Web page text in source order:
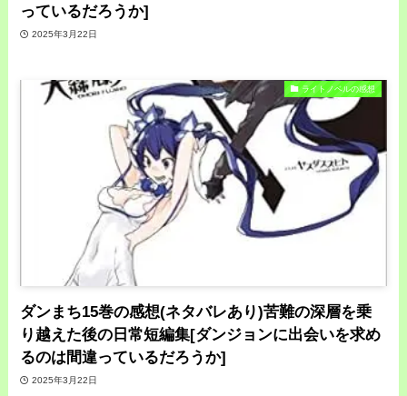
っているだろうか]
2025年3月22日
ライトノベルの感想
ダンまち15巻の感想(ネタバレあり)苦難の深層を乗
り越えた後の日常短編集[ダンジョンに出会いを求め
るのは間違っているだろうか]
2025年3月22日